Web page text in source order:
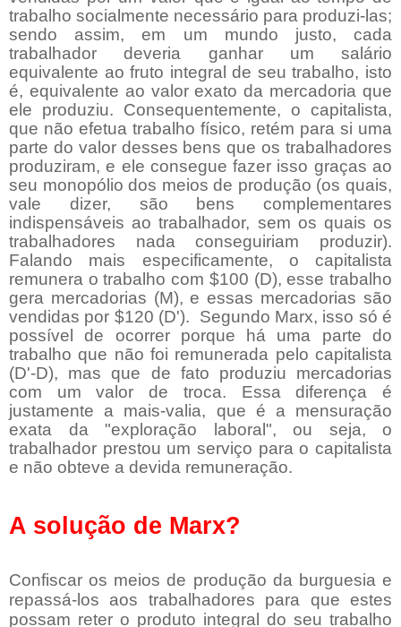
trabalho socialmente necessário para produzi-las;
sendo assim, em um mundo justo, cada
trabalhador deveria ganhar um salário
equivalente ao fruto integral de seu trabalho, isto
é, equivalente ao valor exato da mercadoria que
ele produziu. Consequentemente, o capitalista,
que não efetua trabalho físico, retém para si uma
parte do valor desses bens que os trabalhadores
produziram, e ele consegue fazer isso graças ao
seu monopólio dos meios de produção (os quais,
vale dizer, são bens complementares
indispensáveis ao trabalhador, sem os quais os
trabalhadores nada conseguiriam produzir).
Falando mais especificamente, o capitalista
remunera o trabalho com $100 (D), esse trabalho
gera mercadorias (M), e essas mercadorias são
vendidas por $120 (D'). Segundo Marx, isso só é
possível de ocorrer porque há uma parte do
trabalho que não foi remunerada pelo capitalista
(D'-D), mas que de fato produziu mercadorias
com um valor de troca. Essa diferença é
justamente a mais-valia, que é a mensuração
exata da "exploração laboral", ou seja, o
trabalhador prestou um serviço para o capitalista
e não obteve a devida remuneração.
A solução de Marx?
Confiscar os meios de produção da burguesia e
repassá-los aos trabalhadores para que estes
possam reter o produto integral do seu trabalho